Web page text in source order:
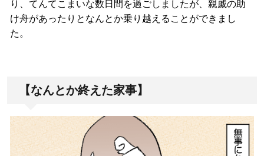
り、てんてこまいな数日間を過ごしましたが、親戚の助
け舟があったりとなんとか乗り越えることができまし
た。
【なんとか終えた家事】